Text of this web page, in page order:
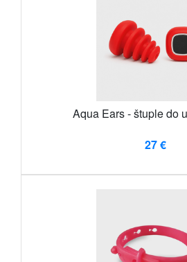
Aqua Ears - štuple do
27 €